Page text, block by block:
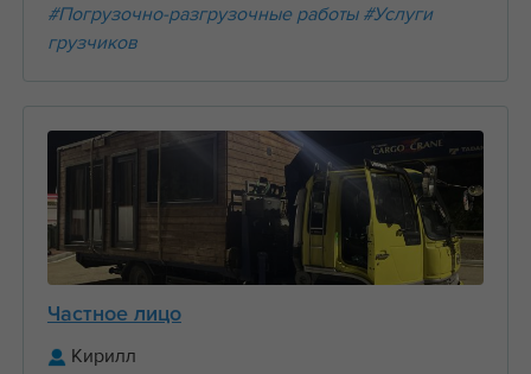
#Погрузочно-разгрузочные работы #Услуги
грузчиков
Частное лицо
Кирилл